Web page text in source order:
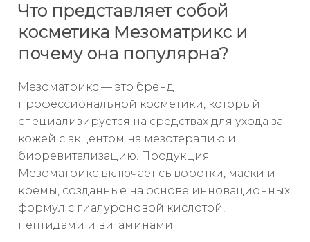
Что представляет собой
косметика Мезоматрикс и
почему она популярна?
Мезоматрикс — это бренд
профессиональной косметики, который
специализируется на средствах для ухода за
кожей с акцентом на мезотерапию и
биоревитализацию. Продукция
Мезоматрикс включает сыворотки, маски и
кремы, созданные на основе инновационных
формул с гиалуроновой кислотой,
пептидами и витаминами.